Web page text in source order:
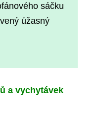
sáčku
úžasný
a vychytávek